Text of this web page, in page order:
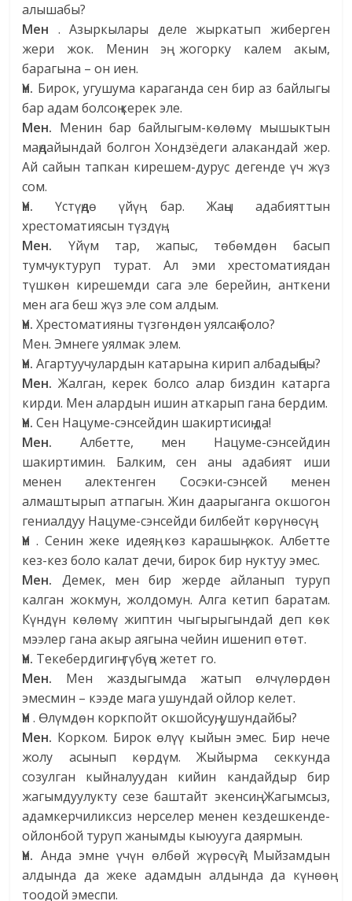
алышабы?
Мен . Азыркылары деле жыркатып жиберген
жери жок. Менин эң жогорку калем акым,
барагына – он иен.
Үн. Бирок, угушума караганда сен бир аз байлыгы
бар адам болсоң керек эле.
Мен. Менин бар байлыгым-көлөмү мышыктын
маңдайындай болгон Хондзёдеги алакандай жер.
Ай сайын тапкан кирешем-дурус дегенде үч жүз
сом.
Үн. Үстүңдө үйүң бар. Жаңы адабияттын
хрестоматиясын түздүң…
Мен. Үйүм тар, жапыс, төбөмдөн басып
тумчуктуруп турат. Ал эми хрестоматиядан
түшкөн кирешемди сага эле берейин, анткени
мен ага беш жүз эле сом алдым.
Үн. Хрестоматияны түзгөндөн уялсаң боло?
Мен. Эмнеге уялмак элем.
Үн. Агартуучулардын катарына кирип албадыңбы?
Мен. Жалган, керек болсо алар биздин катарга
кирди. Мен алардын ишин аткарып гана бердим.
Үн. Сен Нацуме-сэнсейдин шакиртисиң да!
Мен. Албетте, мен Нацуме-сэнсейдин
шакиртимин. Балким, сен аны адабият иши
менен алектенген Сосэки-сэнсей менен
алмаштырып атпагын. Жин даарыганга окшогон
гениалдуу Нацуме-сэнсейди билбейт көрүнөсүң.
Үн . Сенин жеке идеяң, көз карашың жок. Албетте
кез-кез боло калат дечи, бирок бир нуктуу эмес.
Мен. Демек, мен бир жерде айланып туруп
калган жокмун, жолдомун. Алга кетип баратам.
Күндүн көлөмү жиптин чыгырыгындай деп көк
мээлер гана акыр аягына чейин ишенип өтөт.
Үн. Текебердигиң-түбүңө жетет го.
Мен. Мен жаздыгымда жатып өлчүлөрдөн
эмесмин – кээде мага ушундай ойлор келет.
Үн. Өлүмдөн коркпойт окшойсуң, ушундайбы?
Мен. Корком. Бирок өлүү кыйын эмес. Бир нече
жолу асынып көрдүм. Жыйырма секкунда
созулган кыйналуудан кийин кандайдыр бир
жагымдуулукту сезе баштайт экенсиң. Жагымсыз,
адамкерчиликсиз нерселер менен кездешкенде-
ойлонбой туруп жанымды кыюууга даярмын.
Үн. Анда эмне үчүн өлбөй жүрөсүң? Мыйзамдын
алдында да жеке адамдын алдында да күнөөң
тоодой эмеспи.